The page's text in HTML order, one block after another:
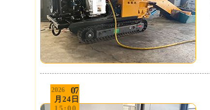
2026 07
月24日
15:00